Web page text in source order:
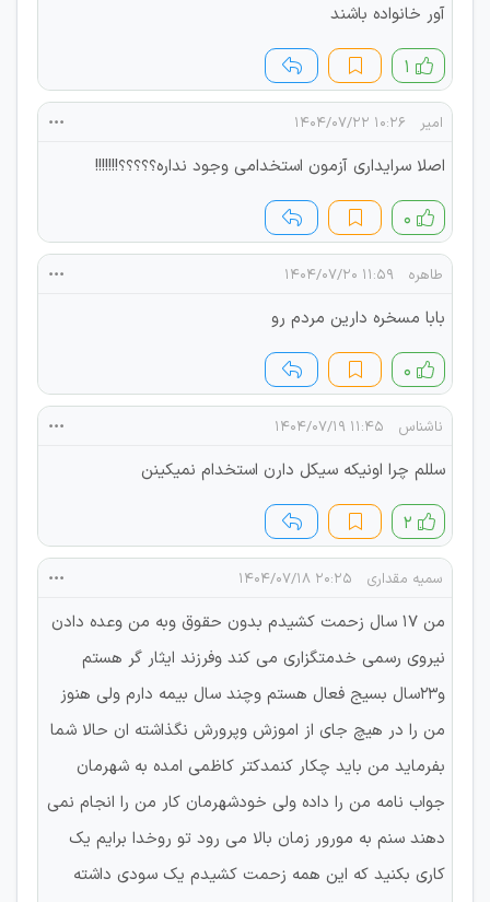
آور خانواده باشند
۱
امیر ۱۰:۲۶ ۱۴۰۴/۰۷/۲۲
اصلا سرایداری آزمون استخدامی وجود نداره؟؟؟؟؟!!!!!!!
۰
طاهره ۱۱:۵۹ ۱۴۰۴/۰۷/۲۰
بابا مسخره دارین مردم رو
۰
ناشناس ۱۱:۴۵ ۱۴۰۴/۰۷/۱۹
سللم چرا اونیکه سیکل دارن استخدام نمیکینن
۲
سمیه مقداری ۲۰:۲۵ ۱۴۰۴/۰۷/۱۸
من ۱۷ سال زحمت کشیدم بدون حقوق وبه من وعده دادن
نیروی رسمی خدمتگزاری می کند وفرزند ایثار گر هستم
و۲۳سال بسیج فعال هستم وچند سال بیمه دارم ولی هنوز
من را در هیچ جای از اموزش وپرورش نگذاشته ان حالا شما
بفرماید من باید چکار کنمدکتر کاظمی امده به شهرمان
جواب نامه من را داده ولی خودشهرمان کار من را انجام نمی
دهند سنم به مورور زمان بالا می رود تو روخدا برایم یک
کاری بکنید که این همه زحمت کشیدم یک سودی داشته